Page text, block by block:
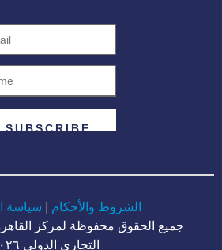
الشروط والأحكام
سياسة
جميع الحقوق محفوظة لمركز
التجاري الدولي ٢٠٢٦